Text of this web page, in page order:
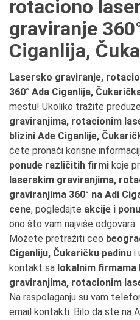
rotaciono
graviranje
Ciganlija,
Lasersko graviranje,
360° Ada Ciganlija,
mestu! Ukoliko tražite
graviranjima, rotacionim
blizini Ade Ciganlije,
ćete pronaći korisne
ponude različitih firmi koje
laserskim graviranjima,
graviranjima 360° na Adi
cene, pogledajte akcije i
ono što vam najviše odgovara.
Možete pretražiti ceo
Ciganliju, Čukaričku padinu i
kontakt sa lokalnim firmama
graviranjima, rotacionim
Na raspolaganju su vam
email kontakti. Bilo da ste na